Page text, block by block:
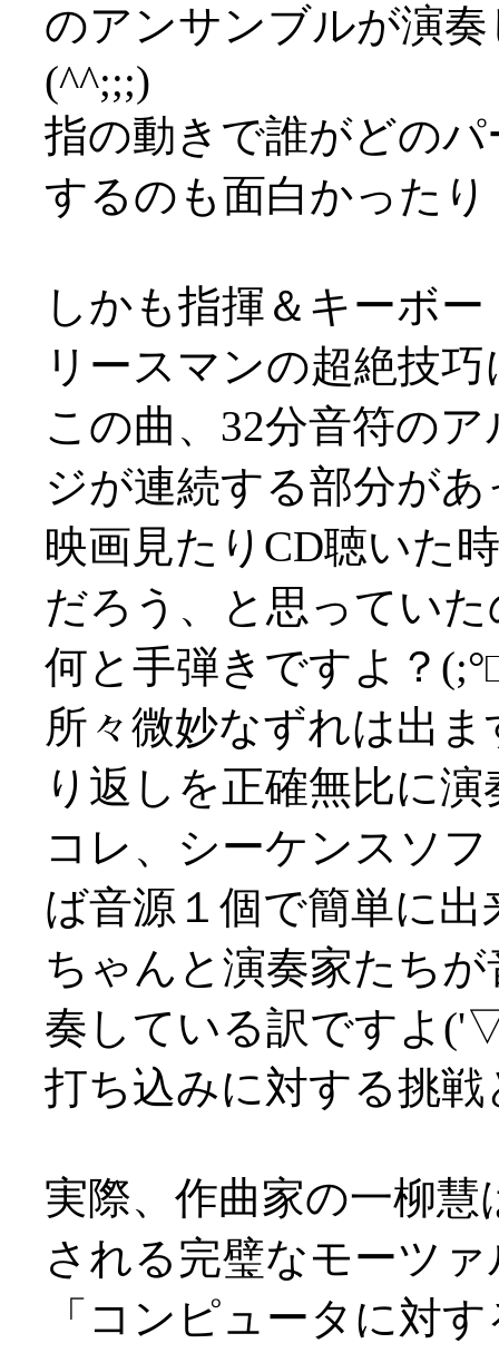
のアンサンブルが演
(^^;;;)
指の動きで誰がどの
するのも面白かったり
しかも指揮＆キーボ
リースマンの超絶技
この曲、32分音符の
ジが連続する部分があ
映画見たりCD聴いた
だろう、と思ってい
何と手弾きですよ？
所々微妙なずれは出
り返しを正確無比に
コレ、シーケンスソ
ば音源１個で簡単に
ちゃんと演奏家たち
奏している訳ですよ
打ち込みに対する挑
実際、作曲家の一柳
される完璧なモーツ
「コンピュータに対